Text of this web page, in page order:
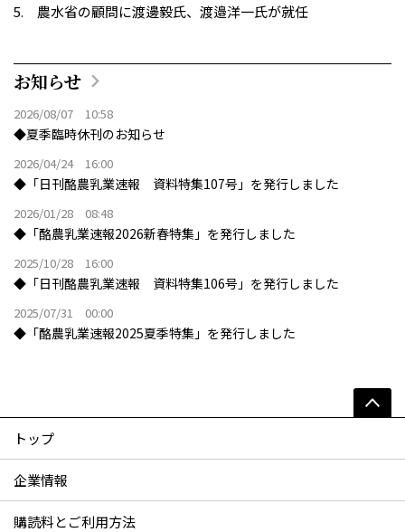
農水省の顧問に渡邊毅氏、渡邉洋一氏が就任
お知らせ
2026/08/07 10:58
◆夏季臨時休刊のお知らせ
2026/04/24 16:00
◆「日刊酪農乳業速報 資料特集107号」を発行しました
2026/01/28 08:48
◆「酪農乳業速報2026新春特集」を発行しました
2025/10/28 16:00
◆「日刊酪農乳業速報 資料特集106号」を発行しました
2025/07/31 00:00
◆「酪農乳業速報2025夏季特集」を発行しました
トップ
企業情報
購読料とご利用方法